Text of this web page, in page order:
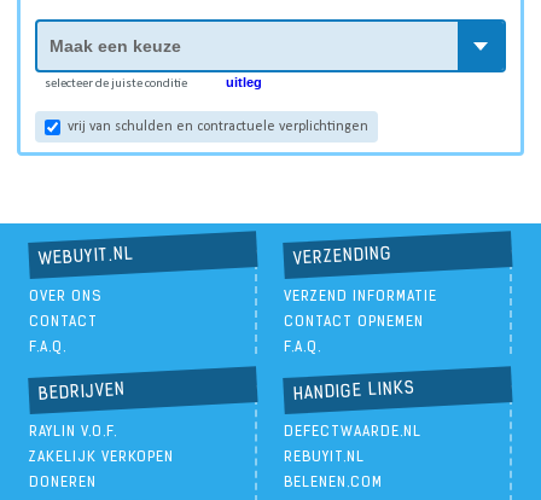
selecteer de juiste conditie uitleg
vrij van schulden en contractuele verplichtingen
WEBUYIT.NL
OVER ONS
CONTACT
F.A.Q.
VERZENDING
VERZEND INFORMATIE
CONTACT OPNEMEN
F.A.Q.
BEDRIJVEN
RAYLIN V.O.F.
ZAKELIJK VERKOPEN
DONEREN
HANDIGE LINKS
DEFECTWAARDE.NL
REBUYIT.NL
BELENEN.COM